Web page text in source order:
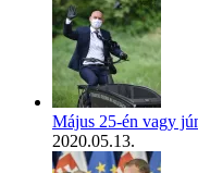
Május 25-én vagy
2020.05.13.